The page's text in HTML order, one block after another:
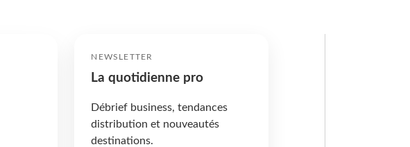
NEWSLETTER
La quotidienne pro
Débrief business, tendances
distribution et nouveautés
destinations.